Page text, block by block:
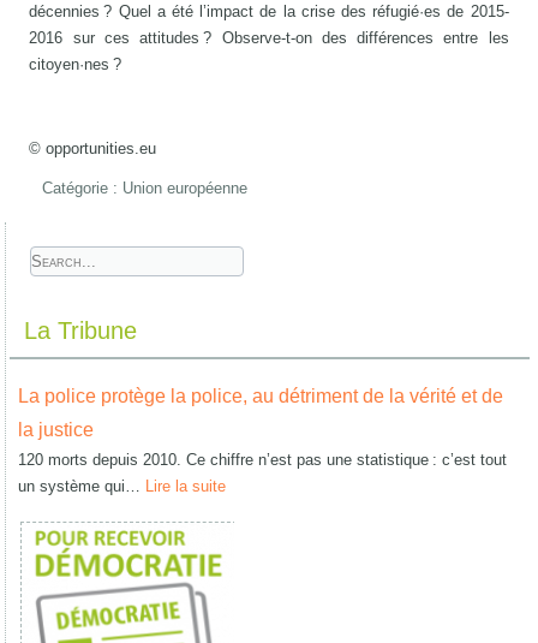
décennies ? Quel a été l’impact de la crise des réfugié·es de 2015-
2016 sur ces attitudes ? Observe-t-on des différences entre les
citoyen·nes ?
© opportunities.eu
Catégorie : Union européenne
La Tribune
La police protège la police, au détriment de la vérité et de
la justice
120 morts depuis 2010. Ce chiffre n’est pas une statistique : c’est tout
un système qui… Lire la suite